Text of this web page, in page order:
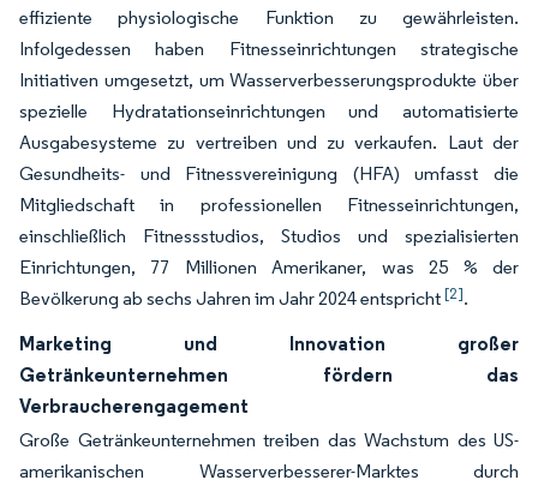
effiziente physiologische Funktion zu gewährleisten.
Infolgedessen haben Fitnesseinrichtungen strategische
Initiativen umgesetzt, um Wasserverbesserungsprodukte über
spezielle Hydratationseinrichtungen und automatisierte
Ausgabesysteme zu vertreiben und zu verkaufen. Laut der
Gesundheits- und Fitnessvereinigung (HFA) umfasst die
Mitgliedschaft in professionellen Fitnesseinrichtungen,
einschließlich Fitnessstudios, Studios und spezialisierten
Einrichtungen, 77 Millionen Amerikaner, was 25 % der
Bevölkerung ab sechs Jahren im Jahr 2024 entspricht[2].
Marketing und Innovation großer
Getränkeunternehmen fördern das
Verbraucherengagement
Große Getränkeunternehmen treiben das Wachstum des US-
amerikanischen Wasserverbesserer-Marktes durch